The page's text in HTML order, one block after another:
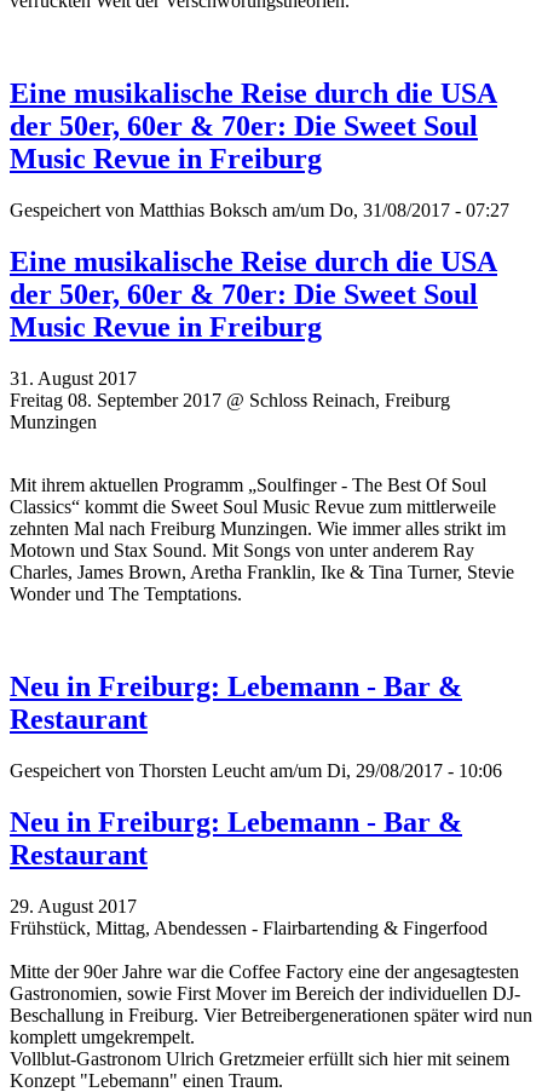
Eine musikalische Reise durch die USA
der 50er, 60er & 70er: Die Sweet Soul
Music Revue in Freiburg
Gespeichert von Matthias Boksch am/um Do, 31/08/2017 - 07:27
Eine musikalische Reise durch die USA
der 50er, 60er & 70er: Die Sweet Soul
Music Revue in Freiburg
31. August 2017
Freitag 08. September 2017 @ Schloss Reinach, Freiburg
Munzingen
Mit ihrem aktuellen Programm „Soulfinger - The Best Of Soul
Classics“ kommt die Sweet Soul Music Revue zum mittlerweile
zehnten Mal nach Freiburg Munzingen. Wie immer alles strikt im
Motown und Stax Sound. Mit Songs von unter anderem Ray
Charles, James Brown, Aretha Franklin, Ike & Tina Turner, Stevie
Wonder und The Temptations.
Neu in Freiburg: Lebemann - Bar &
Restaurant
Gespeichert von Thorsten Leucht am/um Di, 29/08/2017 - 10:06
Neu in Freiburg: Lebemann - Bar &
Restaurant
29. August 2017
Frühstück, Mittag, Abendessen - Flairbartending & Fingerfood
Mitte der 90er Jahre war die Coffee Factory eine der angesagtesten
Gastronomien, sowie First Mover im Bereich der individuellen DJ-
Beschallung in Freiburg. Vier Betreibergenerationen später wird nun
komplett umgekrempelt.
Vollblut-Gastronom Ulrich Gretzmeier erfüllt sich hier mit seinem
Konzept "Lebemann" einen Traum.